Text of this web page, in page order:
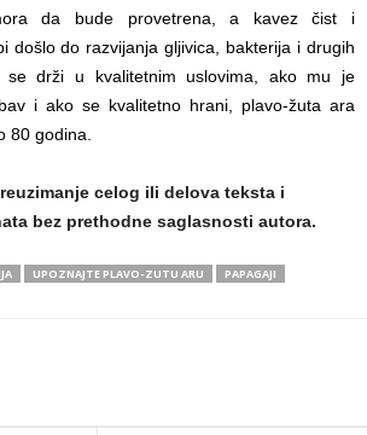
da bude provetrena, a kavez čist i
došlo do razvijanja gljivica, bakterija i drugih
se drži u kvalitetnim uslovima, ako mu je
i ako se kvalitetno hrani, plavo-žuta ara
80 godina.
celog ili delova teksta i
bez prethodne saglasnosti autora.
UPOZNAJTE PLAVO-ZUTU ARU
PAPAGAJI